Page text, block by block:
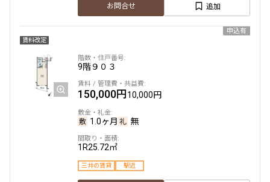
お問合せ 追加
賃料改定
申込有
9階９０３
150,000円10,000円
1.0ヶ月 無
1R25.72㎡
三井の賃貸 駅近